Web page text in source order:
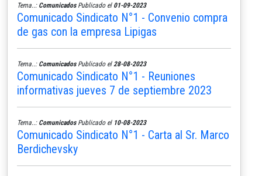
Tema..: ComunicadosPublicado el 01-09-2023
Comunicado Sindicato N°1 - Convenio compra
de gas con la empresa Lipigas
Tema..: ComunicadosPublicado el 28-08-2023
Comunicado Sindicato N°1 - Reuniones
informativas jueves 7 de septiembre 2023
Tema..: ComunicadosPublicado el 10-08-2023
Comunicado Sindicato N°1 - Carta al Sr. Marco
Berdichevsky